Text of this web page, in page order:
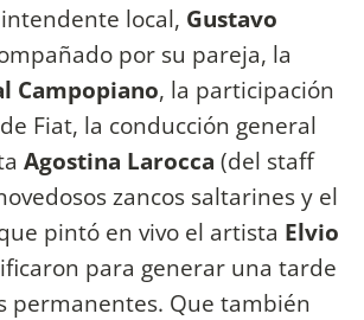
local, Gustavo
por su pareja, la
Campopiano, la participación
Fiat, la conducción general
Agostina Larocca (del staff
zancos saltarines y el
pintó en vivo el artista Elvio
para generar una tarde
permanentes. Que también